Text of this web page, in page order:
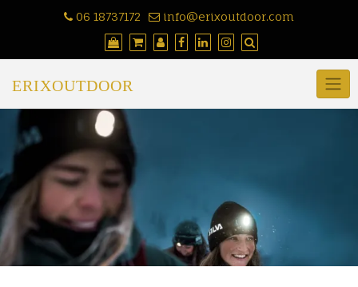
06 18737172 info@erixoutdoor.com
ERIXOUTDOOR